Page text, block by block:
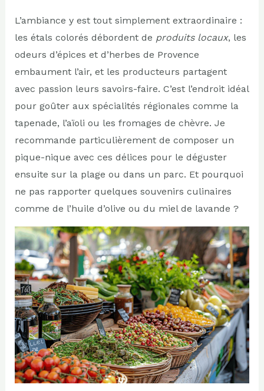
L’ambiance y est tout simplement extraordinaire :
les étals colorés débordent de produits locaux, les
odeurs d’épices et d’herbes de Provence
embaument l’air, et les producteurs partagent
avec passion leurs savoirs-faire. C’est l’endroit idéal
pour goûter aux spécialités régionales comme la
tapenade, l’aïoli ou les fromages de chèvre. Je
recommande particulièrement de composer un
pique-nique avec ces délices pour le déguster
ensuite sur la plage ou dans un parc. Et pourquoi
ne pas rapporter quelques souvenirs culinaires
comme de l’huile d’olive ou du miel de lavande ?